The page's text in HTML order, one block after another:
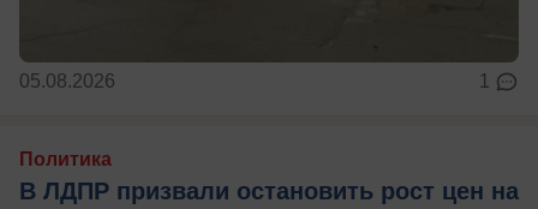
05.08.2026 1
Политика
В ЛДПР призвали остановить рост цен на